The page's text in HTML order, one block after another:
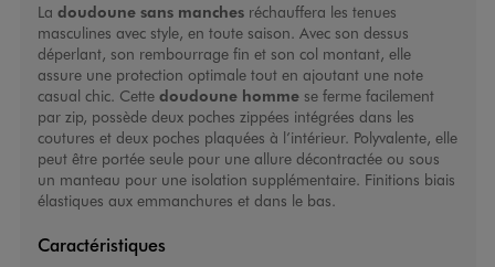
La doudoune sans manchesréchauffera les tenues
masculines avec style, en toute saison. Avec son dessus
déperlant, son rembourrage fin et son col montant, elle
assure une protection optimale tout en ajoutant une note
casual chic. Cette doudoune hommese ferme facilement
par zip, possède deux poches zippées intégrées dans les
coutures et deux poches plaquées à l’intérieur. Polyvalente, elle
peut être portée seule pour une allure décontractée ou sous
un manteau pour une isolation supplémentaire. Finitions biais
élastiques aux emmanchures et dans le bas.
Caractéristiques